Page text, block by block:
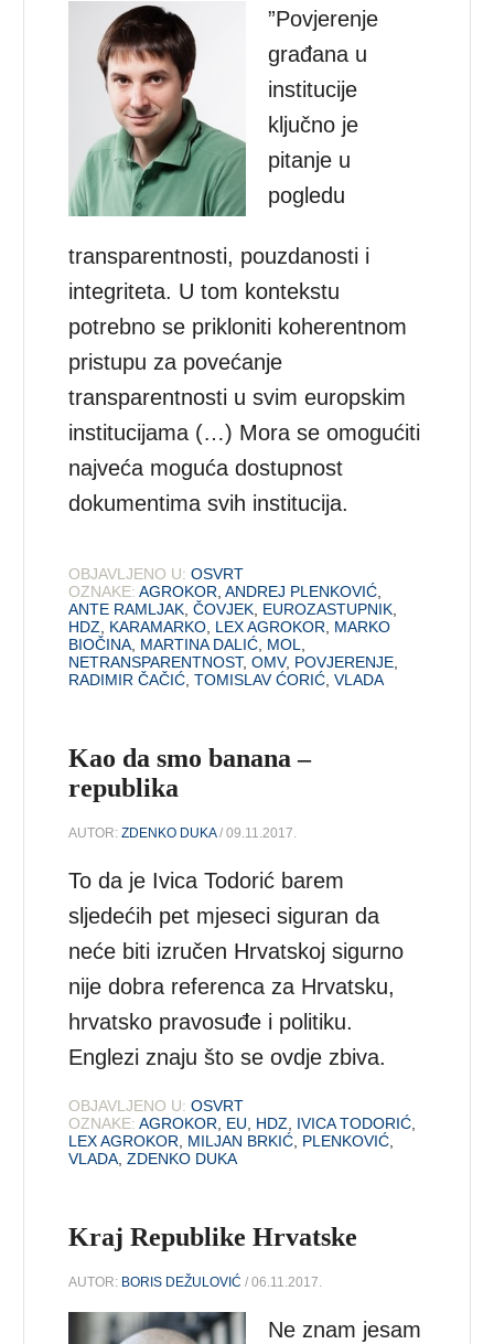
”Povjerenje
građana u
institucije
ključno je
pitanje u
pogledu
transparentnosti, pouzdanosti i
integriteta. U tom kontekstu
potrebno se prikloniti koherentnom
pristupu za povećanje
transparentnosti u svim europskim
institucijama (…) Mora se omogućiti
najveća moguća dostupnost
dokumentima svih institucija.
OBJAVLJENO U: OSVRT
OZNAKE: AGROKOR,ANDREJ PLENKOVIĆ,
ANTE RAMLJAK,ČOVJEK, EUROZASTUPNIK,
HDZ, KARAMARKO, LEX AGROKOR, MARKO
BIOČINA, MARTINA DALIĆ, MOL,
NETRANSPARENTNOST,OMV, POVJERENJE,
RADIMIR ČAČIĆ,TOMISLAV ĆORIĆ,VLADA
Kao da smo banana –
republika
AUTOR:ZDENKO DUKA/ 09.11.2017.
To da je Ivica Todorić barem
sljedećih pet mjeseci siguran da
neće biti izručen Hrvatskoj sigurno
nije dobra referenca za Hrvatsku,
hrvatsko pravosuđe i politiku.
Englezi znaju što se ovdje zbiva.
OBJAVLJENO U: OSVRT
OZNAKE: AGROKOR EU HDZ IVICA TODORIĆ
LEX AGROKOR
MILJAN BRKIĆ PLENKOVIĆ
VLADA ,ZDENKO DUKA
Kraj Republike Hrvatske
AUTOR: BORIS DEŽULOVIĆ / 06.11.2017.
Ne znam jesam